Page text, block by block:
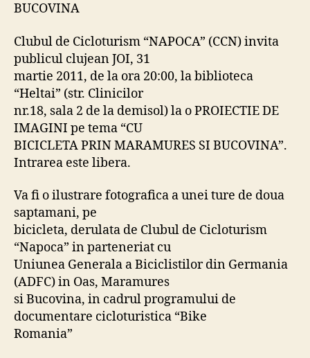
E
proiectia
CU
BICICLETA
MARAMURES
BUCOVINA
Clubul de Cicloturism “NAPOCA” (CCN) invita
publicul clujean JOI, 31
martie 2011, de la ora 20:00, la biblioteca
“Heltai” (str. Clinicilor
nr.18, sala 2 de la demisol) la o PROIECTIE DE
IMAGINI pe tema “CU
BICICLETA PRIN MARAMURES SI BUCOVINA”.
Intrarea este libera.
Va fi o ilustrare fotografica a unei ture de doua
saptamani, pe
bicicleta, derulata de Clubul de Cicloturism
“Napoca” in parteneriat cu
Uniunea Generala a Biciclistilor din Germania
(ADFC) in Oas, Maramures
si Bucovina, in cadrul programului de
documentare cicloturistica “Bike
Romania”